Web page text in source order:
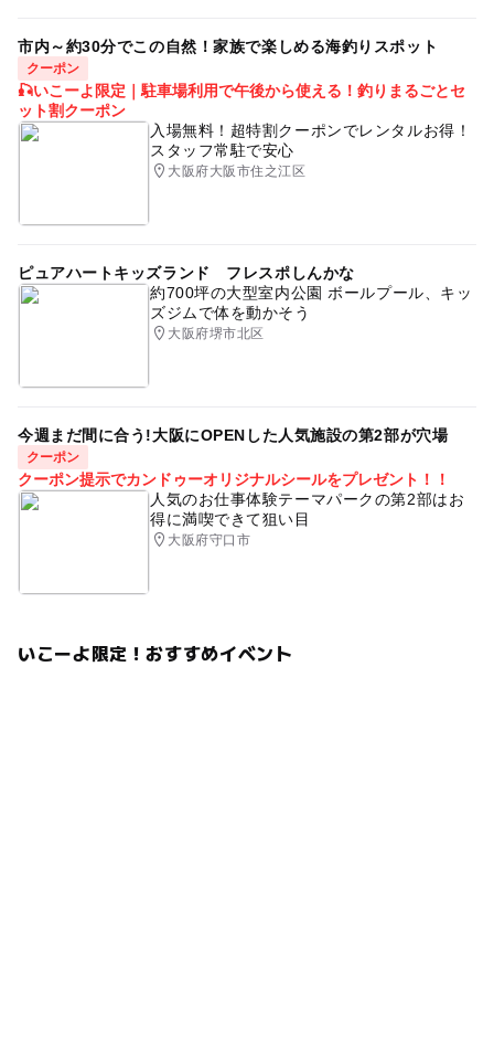
市内～約30分でこの自然！家族で楽しめる海釣りスポット
クーポン
🎣いこーよ限定｜駐車場利用で午後から使える！釣りまるごとセ
ット割クーポン
入場無料！超特割クーポンでレンタルお得！
スタッフ常駐で安心
大阪府大阪市住之江区
ピュアハートキッズランド フレスポしんかな
約700坪の大型室内公園 ボールプール、キッ
ズジムで体を動かそう
大阪府堺市北区
今週まだ間に合う!大阪にOPENした人気施設の第2部が穴場
クーポン
クーポン提示でカンドゥーオリジナルシールをプレゼント！！
人気のお仕事体験テーマパークの第2部はお
得に満喫できて狙い目
大阪府守口市
いこーよ限定！おすすめイベント